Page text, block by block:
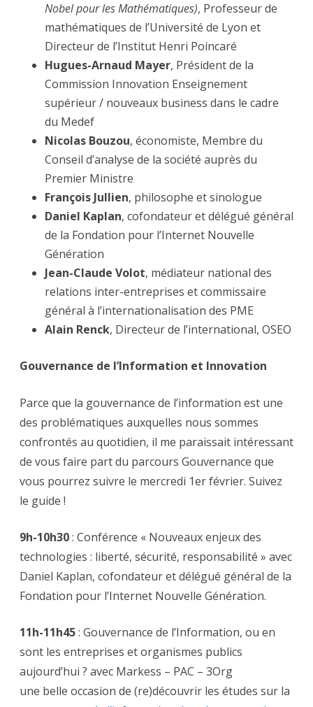
Nobel pour les Mathématiques), Professeur de
mathématiques de l’Université de Lyon et
Directeur de l’Institut Henri Poincaré
Hugues-Arnaud Mayer, Président de la
Commission Innovation Enseignement
supérieur / nouveaux business dans le cadre
du Medef
Nicolas Bouzou, économiste, Membre du
Conseil d’analyse de la société auprès du
Premier Ministre
François Jullien, philosophe et sinologue
Daniel Kaplan, cofondateur et délégué général
de la Fondation pour l’Internet Nouvelle
Génération
Jean-Claude Volot, médiateur national des
relations inter-entreprises et commissaire
général à l’internationalisation des PME
Alain Renck, Directeur de l’international, OSEO
Gouvernance de l’Information et Innovation
Parce que la gouvernance de l’information est une
des problématiques auxquelles nous sommes
confrontés au quotidien, il me paraissait intéressant
de vous faire part du parcours Gouvernance que
vous pourrez suivre le mercredi 1er février. Suivez
le guide !
9h-10h30: Conférence « Nouveaux enjeux des
technologies : liberté, sécurité, responsabilité » avec
Daniel Kaplan, cofondateur et délégué général de la
Fondation pour l’Internet Nouvelle Génération.
11h-11h45: Gouvernance de l’Information, ou en
sont les entreprises et organismes publics
aujourd’hui ? avec Markess – PAC – 3Org
une belle occasion de (re)découvrir les études sur la